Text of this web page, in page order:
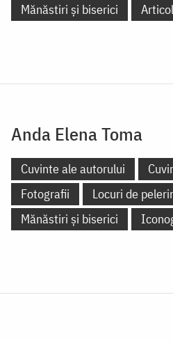
Mănăstiri și biserici
Anda Elena Toma
Cuvinte ale autorului
Fotografii
Locuri de
Mănăstiri și biserici